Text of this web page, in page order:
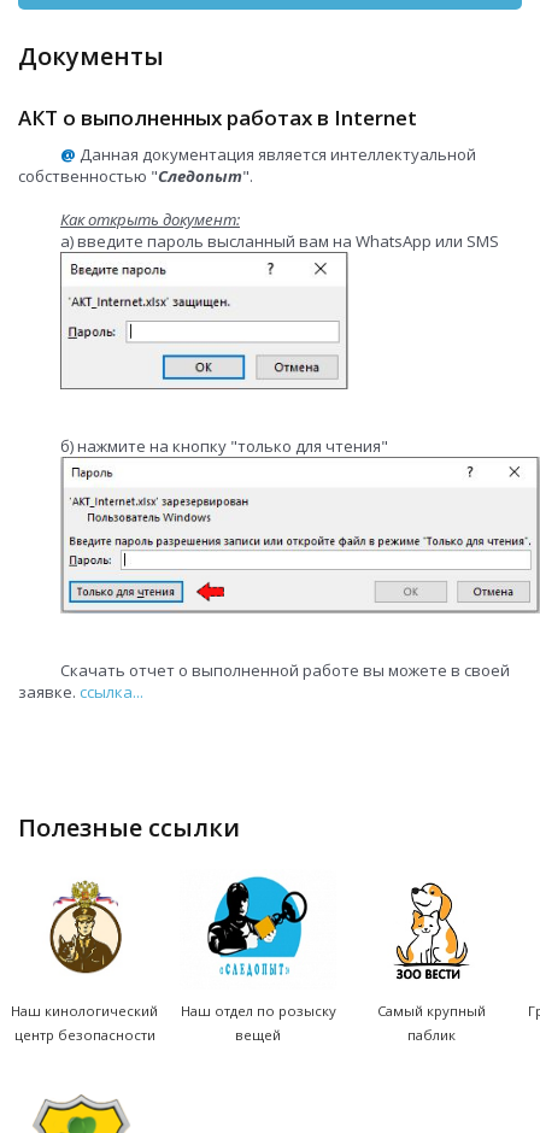
Документы
АКТ о выполненных работах в Internet
@ Данная документация является интеллектуальной
собственностью "Следопыт".
Как открыть документ:
а) введите пароль высланный вам на WhatsApp или SMS
б) нажмите на кнопку "только для чтения"
Скачать отчет о выполненной работе вы можете в своей
заявке. ссылка...
полезные ссылки
Наш кинологический
центр безопасности
Наш отдел по розыску
вещей
Самый крупный
паблик